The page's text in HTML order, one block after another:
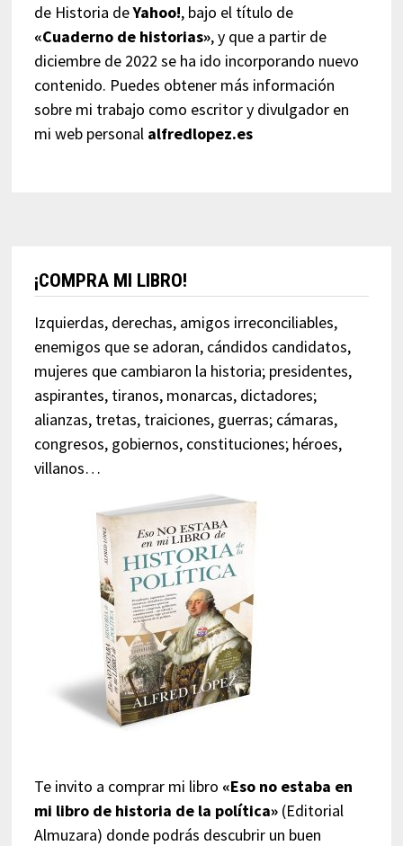
de Historia deYahoo!, bajo el título de
«Cuaderno de historias», y que a partir de
diciembre de 2022 se ha ido incorporando nuevo
contenido. Puedes obtener más información
sobre mi trabajo como escritor y divulgador en
mi web personal alfredlopez.es
¡COMPRA MI LIBRO!
Izquierdas, derechas, amigos irreconciliables,
enemigos que se adoran, cándidos candidatos,
mujeres que cambiaron la historia; presidentes,
aspirantes, tiranos, monarcas, dictadores;
alianzas, tretas, traiciones, guerras; cámaras,
congresos, gobiernos, constituciones; héroes,
villanos…
Te invito a comprar mi libro «Eso no estaba en
mi libro de historia de la política»(Editorial
Almuzara) donde podrás descubrir un buen